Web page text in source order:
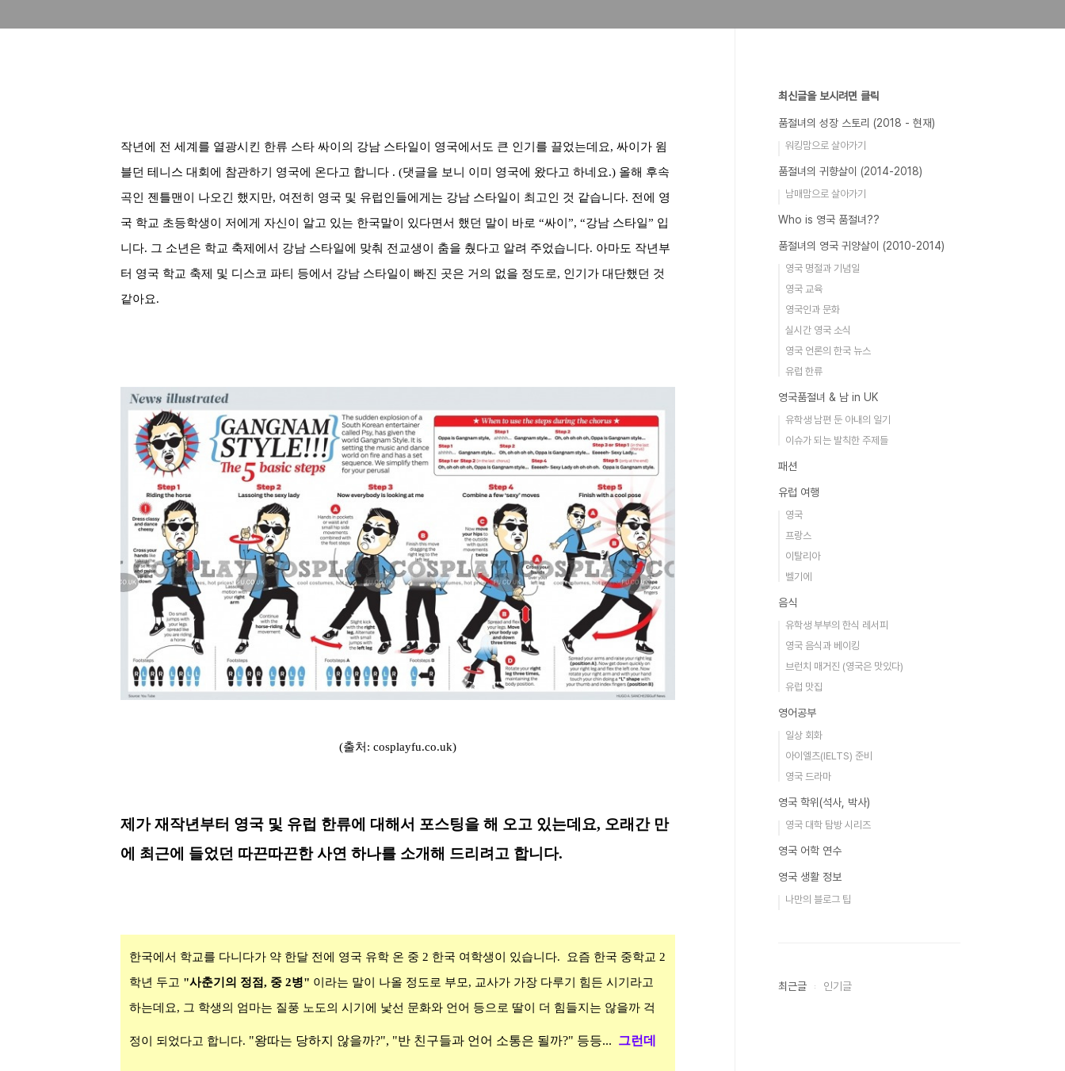
작년에 전 세계를 열광시킨 한류 스타 싸이의 강남 스타일이 영국에서도 큰 인기를 끌었는데요, 싸이가 윔
블던 테니스 대회에 참관하기 영국에 온다고 합니다 . (댓글을 보니 이미 영국에 왔다고 하네요.) 올해 후속
곡인 젠틀맨이 나오긴 했지만, 여전히 영국 및 유럽인들에게는 강남 스타일이 최고인 것 같습니다. 전에 영
국 학교 초등학생이 저에게 자신이 알고 있는 한국말이 있다면서 했던 말이 바로 “싸이 ”, “강남 스타일” 입
니다. 그 소년은 학교 축제에서 강남 스타일에 맞춰 전교생이 춤을 췄다고 알려 주었습니다. 아마도 작년부
터 영국 학교 축제 및 디스코 파티 등에서 강남 스타일이 빠진 곳은 거의 없을 정도로, 인기가 대단했던 것
같아요.
(출처: cosplayfu.co.uk)
제가 재작년부터 영국 및 유럽 한류에 대해서 포스팅을 해 오고 있는데요, 오래간 만
에 최근에 들었던 따끈따끈한 사연 하나를 소개해 드리려고 합니다.
한국에서 학교를 다니다가 약 한달 전에 영국 유학 온 중 2 한국 여학생이 있습니다. 요즘 한국 중학교 2
학년 두고 "사춘기의 정점, 중 2병" 이라는 말이 나올 정도로 부모, 교사가 가장 다루기 힘든 시기라고
하는데요, 그 학생의 엄마는 질풍 노도의 시기에 낯선 문화와 언어 등으로 딸이 더 힘들지는 않을까 걱
정이 되었다고 합니다. "왕따는 당하지 않을까?", "반 친구들과 언어 소통은 될까?" 등등... 그런데
최신글을 보시려면 클릭
품절녀의 성장 스토리 (2018 - 현재)
워킹맘으로 살아가기
품절녀의 귀향살이 (2014-2018)
남매맘으로 살아가기
Who is 영국 품절녀??
품절녀의 영국 귀양살이 (2010-2014)
영국 명절과 기념일
영국 교육
영국인과 문화
실시간 영국 소식
영국 언론의 한국 뉴스
유럽 한류
영국품절녀 & 남 in UK
유학생 남편 둔 아내의 일기
이슈가 되는 발칙한 주제들
패션
유럽 여행
영국
프랑스
이탈리아
벨기에
음식
유학생 부부의 한식 레서피
영국 음식과 베이킹
브런치 매거진 (영국은 맛있다)
유럽 맛집
영어공부
일상 회화
아이엘츠(IELTS) 준비
영국 드라마
영국 학위(석사, 박사)
영국 대학 탐방 시리즈
영국 어학 연수
영국 생활 정보
나만의 블로그 팁
최근글 인기글